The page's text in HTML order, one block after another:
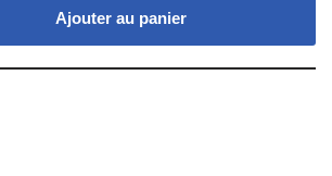
Ajouter au panier